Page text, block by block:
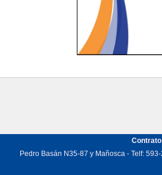
Pedro Basán N35-87 y Mañosca - Telf: